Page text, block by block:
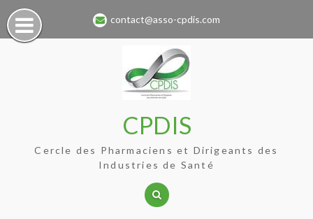
Skip
to
content
contact@asso-cpdis.com
CPDIS
Cercle des Pharmaciens et Dirigeants des
Industries de Santé